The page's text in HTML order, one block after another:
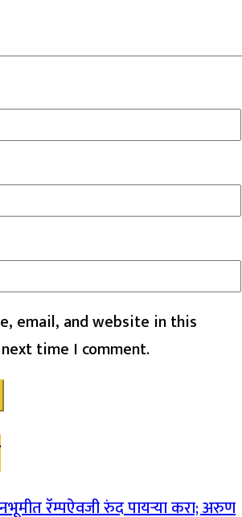
email, and website in this
time I comment.